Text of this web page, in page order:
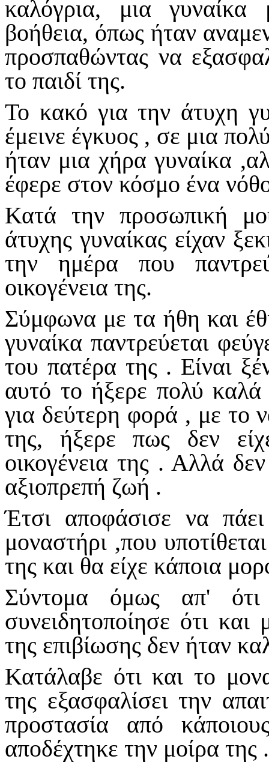
καλόγρια, μια γυναίκα
βοήθεια, όπως ήταν
προσπαθώντας να
το παιδί της.
Το κακό για την άτυχη
έμεινε έγκυος , σε μια
ήταν μια χήρα γυναίκα
έφερε στον κόσμο ένα
Κατά την προσωπική
άτυχης γυναίκας είχαν
την ημέρα που
οικογένεια της.
Σύμφωνα με τα ήθη και
γυναίκα παντρεύεται
του πατέρα της . Είναι
αυτό το ήξερε πολύ
για δεύτερη φορά , με το
της, ήξερε πως δεν
οικογένεια της . Αλλά
αξιοπρεπή ζωή .
Έτσι αποφάσισε να
μοναστήρι ,που
της και θα είχε κάποια
Σύντομα όμως απ' ότι
συνειδητοποίησε ότι
της επιβίωσης δεν ήταν
Κατάλαβε ότι και το
της εξασφαλίσει την
προστασία από
αποδέχτηκε την μοίρα της